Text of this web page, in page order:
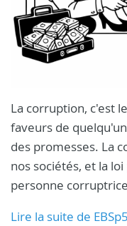
La corruption, c'est
faveurs de
des promesses. La
nos sociétés, et la
personne
Lire la suite de